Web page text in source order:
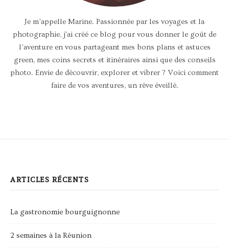
Je m’appelle Marine. Passionnée par les voyages et la
photographie, j'ai créé ce blog pour vous donner le goût de
l’aventure en vous partageant mes bons plans et astuces
green, mes coins secrets et itinéraires ainsi que des conseils
photo. Envie de découvrir, explorer et vibrer ? Voici comment
faire de vos aventures, un rêve éveillé.
ARTICLES RÉCENTS
La gastronomie bourguignonne
2 semaines à la Réunion